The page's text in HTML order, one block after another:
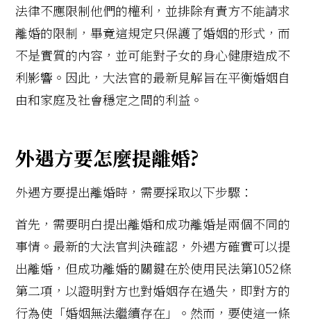
法律不應限制他們的權利，並排除有責方不能請求
離婚的限制，畢竟這規定只保護了婚姻的形式，而
不是實質的內容，並可能對子女的身心健康造成不
利影響。因此，大法官的最新見解旨在平衡婚姻自
由和家庭及社會穩定之間的利益。
外遇方要怎麼提離婚?
外遇方要提出離婚時，需要採取以下步驟：
首先，需要明白提出離婚和成功離婚是兩個不同的
事情。最新的大法官判決確認，外遇方確實可以提
出離婚，但成功離婚的關鍵在於使用民法第1052條
第二項，以證明對方也對婚姻存在過失，即對方的
行為使「婚姻無法繼續存在」。然而，要使這一條